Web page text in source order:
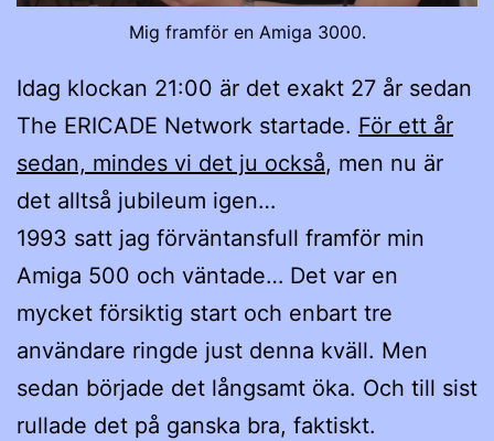
Mig framför en Amiga 3000.
Idag klockan 21:00 är det exakt 27 år sedan
The ERICADE Network startade. För ett år
sedan, mindes vi det ju också, men nu är
det alltså jubileum igen…
1993 satt jag förväntansfull framför min
Amiga 500 och väntade… Det var en
mycket försiktig start och enbart tre
användare ringde just denna kväll. Men
sedan började det långsamt öka. Och till sist
rullade det på ganska bra, faktiskt.